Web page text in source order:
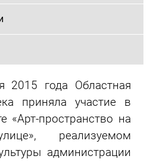
2015 года Областная
приняла участие в
«Арт-пространство на
реализуемом
администрации